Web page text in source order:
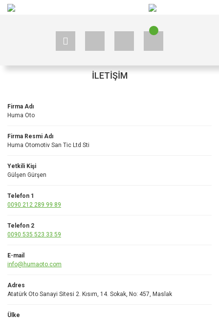
İLETIŞIM
Firma Adı
Huma Oto
Firma Resmi Adı
Huma Otomotiv San Tic Ltd Sti
Yetkili Kişi
Gülşen Gürşen
Telefon 1
0090 212 289 99 89
Telefon 2
0090 535 523 33 59
E-mail
info@humaoto.com
Adres
Atatürk Oto Sanayi Sitesi 2. Kısım, 14. Sokak, No: 457, Maslak
Ülke